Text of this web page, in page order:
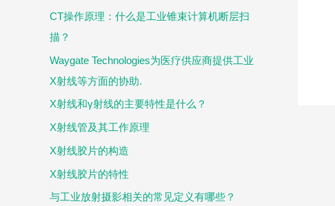
CT操作原理：什么是工业锥束计算机断层扫
描？
Waygate Technologies为医疗供应商提供工业
X射线等方面的协助.
X射线和γ射线的主要特性是什么？
X射线管及其工作原理
X射线胶片的构造
X射线胶片的特性
与工业放射摄影相关的常见定义有哪些？